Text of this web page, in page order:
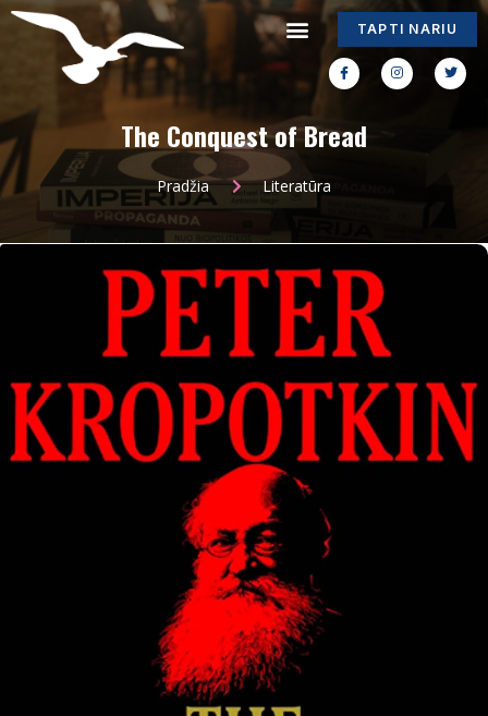
TAPTI NARIU
The Conquest of Bread
Pradžia Literatūra